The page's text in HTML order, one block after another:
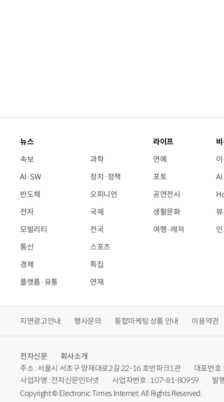
뉴스
속보
AI·SW
반도체
전자
모빌리티
통신
경제
플랫폼·유통
과학
정치·정책
오피니언
국제
전국
스포츠
특집
연재
라이프
연예
포토
공연전시
생활문화
여행·레저
지면광고안내 행사문의 통합마케팅 상품 안내 이용약관
전자신문
회사소개
주소 : 서울시 서초구 양재대로2길 22-16 호반파크1관
대표번
사업자명 : 전자신문인터넷
사업자번호 : 107-81-80959
발
Copyright © Electronic Times Internet. All Rights Reserved.